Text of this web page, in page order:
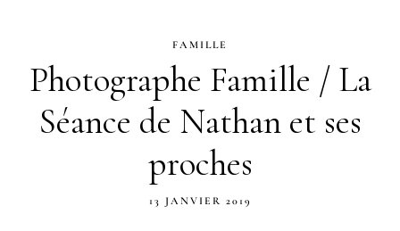
FAMILLE
Photographe Famille / La
Séance de Nathan et ses
proches
13 JANVIER 2019